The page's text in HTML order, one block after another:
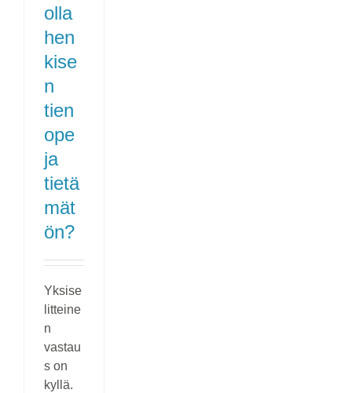
olla
hen
kise
n
tien
ope
ja
tietä
mät
ön?
Yksise
litteine
n
vastau
s on
kyllä.